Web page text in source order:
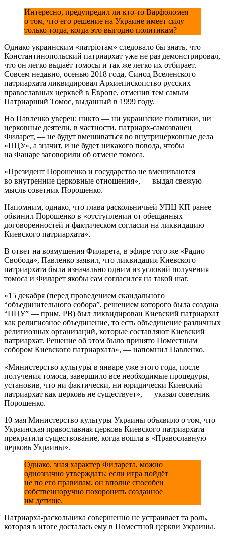
Интересно, предупредил ли кто-то Варфоломея
о том, что его решение на Украине имеет силу
только тогда, когда это выгодно политикам?
Однако украинским «патрiотам» следовало бы знать, что
Константинопольский патриархат уже не раз демонстрировал,
что он легко выдаёт томосы и так же легко их отбирает.
Совсем недавно, осенью 2018 года, Синод Вселенского
патриархата ликвидировал Архиепископство русских
православных церквей в Европе, отменив тем самым
Патриарший Томос, выданный в 1999 году.
Но Павленко уверен: никто — ни украинские политики, ни
церковные деятели, в частности, патриарх-самозванец
Филарет, — не будут вмешиваться во внутрицерковные дела
«ПЦУ», а значит, и не будет никакого повода, чтобы
на Фанаре заговорили об отмене томоса.
«Президент Порошенко и государство не вмешиваются
во внутренние церковные отношения», — выдал свежую
мысль советник Порошенко.
Напомним, однако, что глава раскольничьей УПЦ КП ранее
обвинил Порошенко в «отступлении от обещанных
договоренностей и фактическом согласии на ликвидацию
Киевского патриархата».
В ответ на возмущения Филарета, в эфире того же «Радио
Свобода», Павленко заявил, что ликвидация Киевского
патриархата была изначально одним из условий получения
томоса и Филарет якобы сам согласился на такой шаг.
«15 декабря (перед проведением скандального
“объединительного собора”, решением которого была создана
“ПЦУ” — прим. РВ) был ликвидирован Киевский патриархат
как религиозное объединение, то есть объединение различных
религиозных организаций, которые составляют Киевский
патриархат. Решение об этом было принято Поместным
собором Киевского патриархата», — напомнил Павленко.
«Министерство культуры в январе уже этого года, после
получения томоса, завершило все необходимые процедуры,
установив, что ни фактически, ни юридически Киевский
патриархат как церковь не существует», — указал советник
Порошенко.
10 мая Министерство культуры Украины объявило о том, что
Украинская православная церковь Киевского патриархата
прекратила существование, когда вошла в «Православную
церковь Украины».
Однако, зная характер Филарета, можно
однозначно утверждать: если игра пойдёт
не по его правилам, он вполне способен
собственноручно похоронить созданное
им детище.
Патриарха-раскольника совершенно не устраивает та роль,
которая в итоге досталась ему в Поместной церкви Украины.